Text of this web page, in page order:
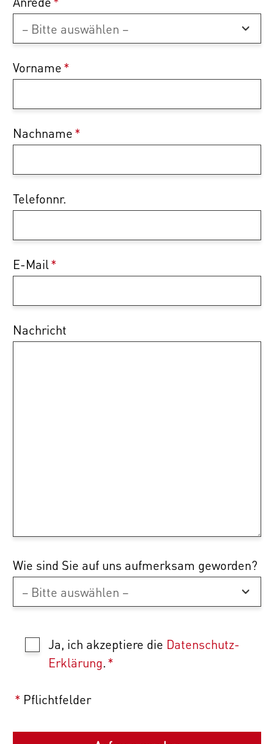
Vorname*
Nachname*
Telefonnr.
E-Mail*
Nachricht
Wie sind Sie auf uns aufmerksam geworden?
Ja, ich akzeptiere die Datenschutz-
Erklärung.*
* Pflichtfelder